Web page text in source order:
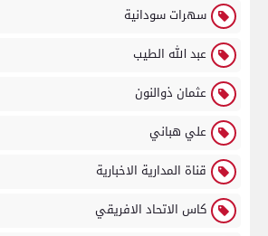
سهرات سودانية
عبد الله الطيب
عثمان ذوالنون
علي هباني
قناة المدارية الاخبارية
كاس الاتحاد الافريقي